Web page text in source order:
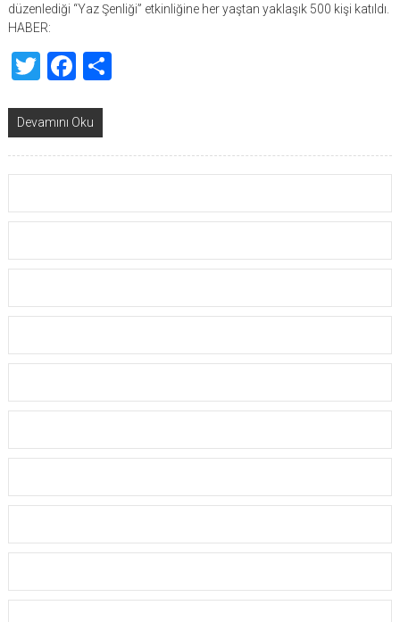
düzenlediği “Yaz Şenliği” etkinliğine her yaştan yaklaşık 500 kişi katıldı.
HABER:
TwitterFacebook
Share
Devamını Oku